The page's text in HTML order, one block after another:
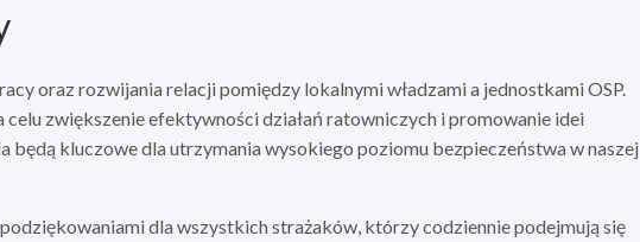
oraz rozwijania relacji pomiędzy lokalnymi władzami a jednostkami OSP.
celu zwiększenie efektywności działań ratowniczych i promowanie idei
będą kluczowe dla utrzymania wysokiego poziomu bezpieczeństwa w naszej
dla wszystkich strażaków, którzy codziennie podejmują się